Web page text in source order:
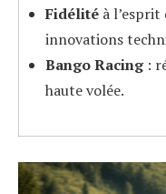
Fidélitéà l’esprit
innovations
Bango Racing:
haute volée.